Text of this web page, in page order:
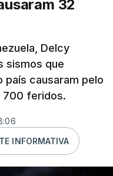
32
Delcy
sismos que
país causaram pelo
700 feridos.
INFORMATIVA